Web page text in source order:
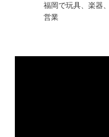
福岡で玩具、楽器
営業